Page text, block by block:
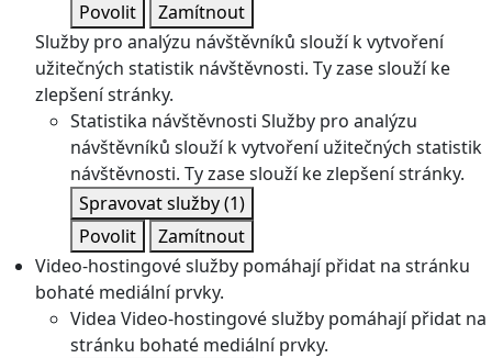
Povolit
Zamítnout
Služby pro analýzu návštěvníků slouží k vytvoření
užitečných statistik návštěvnosti. Ty zase slouží ke
zlepšení stránky.
Statistika návštěvnosti Služby pro analýzu
návštěvníků slouží k vytvoření užitečných statistik
návštěvnosti. Ty zase slouží ke zlepšení stránky.
Spravovat služby(1)
Povolit
Zamítnout
Video-hostingové služby pomáhají přidat na stránku
bohaté mediální prvky.
Videa Video-hostingové služby pomáhají přidat na
stránku bohaté mediální prvky.